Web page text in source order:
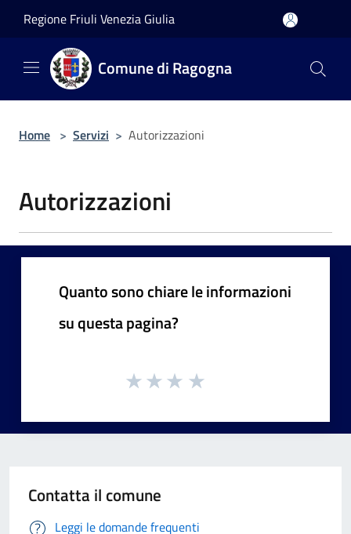
Regione Friuli Venezia Giulia
Comune di Ragogna
Home > Servizi > Autorizzazioni
Autorizzazioni
Quanto sono chiare le informazioni
su questa pagina?
Contatta il comune
Leggi le domande frequenti